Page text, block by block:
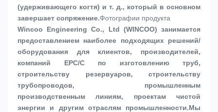
(удерживающего когтя) и т. д., который в основном
завершает сопряжение.Фотографии продукта
Wincoo Engineering Co., Ltd (WINCOO) занимается
предоставлением наиболее подходящих решений/
оборудования для клиентов, производителей,
компаний EPC/C по изготовлению труб,
строительству резервуаров, строительству
трубопроводов, промышленным
производственным линиям, проектам чистой
энергии и другим отраслям промышленности.Мы